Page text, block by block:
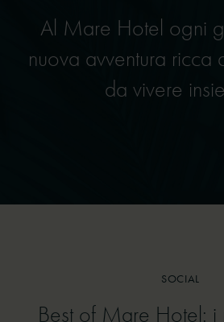
Al Mare Hotel ogni
nuova avventura ricca
da vivere
Al Mare Hotel ogni
nuova avventura ricca
da vivere
01
SOCIAL
Best of Mare Hotel: i
Best of Mare Hotel: i